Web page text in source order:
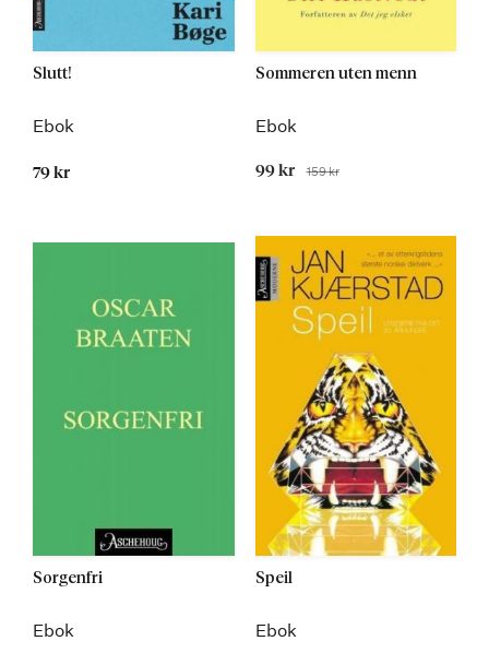
Slutt!
Ebok
79 kr
Sommeren uten menn
Ebok
Tilbudspris
99 kr Før
159 kr
Sorgenfri
Ebok
Speil
Ebok